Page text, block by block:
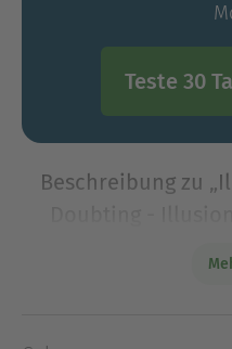
Teste 30
Beschreibung zu
zweite Band der New-